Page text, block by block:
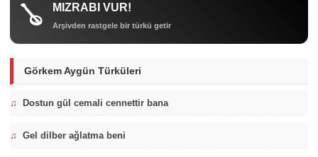
🪕 MIZRABI VUR!
Arşivden rastgele bir türkü getir
Görkem Aygün Türküleri
♫ Dostun gül cemali cennettir bana
♫ Gel dilber ağlatma beni